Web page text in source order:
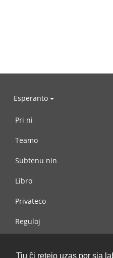
Tiu ĉi retejo uzas por sia
Esperanto
Pri ni
Teamo
Subtenu nin
Libro
Privateco
Reguloj